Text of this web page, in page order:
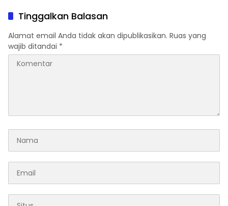
Tinggalkan Balasan
Alamat email Anda tidak akan dipublikasikan. Ruas yang
wajib ditandai *